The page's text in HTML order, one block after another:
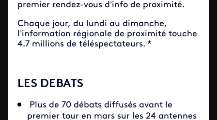
premier rendez-vous d’info de proximité.
Chaque jour, du lundi au dimanche,
l’information régionale de proximité touche
4.7 millions de téléspectateurs. *
LES DEBATS
Plus de 70 débats diffusés avant le
premier tour en mars sur les 24 antennes